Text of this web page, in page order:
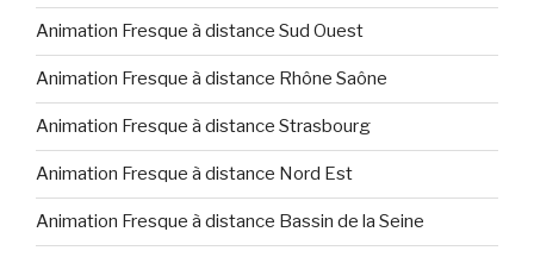
Animation Fresque à distance Sud Ouest
Animation Fresque à distance Rhône Saône
Animation Fresque à distance Strasbourg
Animation Fresque à distance Nord Est
Animation Fresque à distance Bassin de la Seine